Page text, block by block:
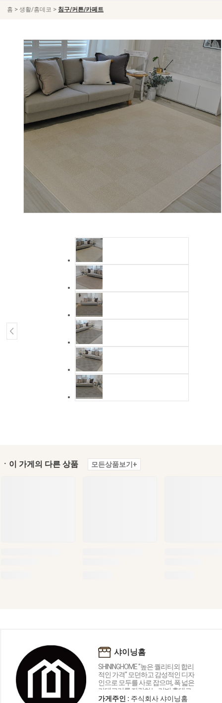
홈 > 생활/홈데코 > 침구/커튼/카페트
ㆍ이 가게의 다른 상품 모든상품보기+
샤이닝홈
SHININGHOME "높은 퀄리티외 합리
적인 가격" 모던하고 감성적인 디자
인으로 모두를 사로 잡으며, 폭 넓은
카테고리를 자랑하는 리빙 홈데코
인테리어 샤이닝홈입니다.
가게주인 : 주식회사 샤이닝홈